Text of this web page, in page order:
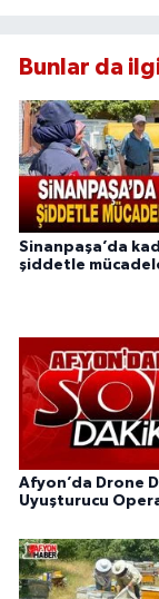
Bunlar da
Sinanpaşa’da
şiddetle
Afyon’da Drone
Uyuşturucu